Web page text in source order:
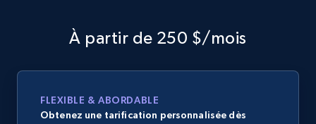
À partir de 250 $/mois
FLEXIBLE & ABORDABLE
Obtenez une tarification personnalisée dès